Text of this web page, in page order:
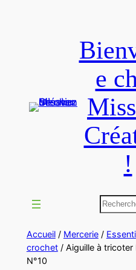
e
!
Accueil/ Mercerie/
crochet/ Aiguille à tricoter
N°10